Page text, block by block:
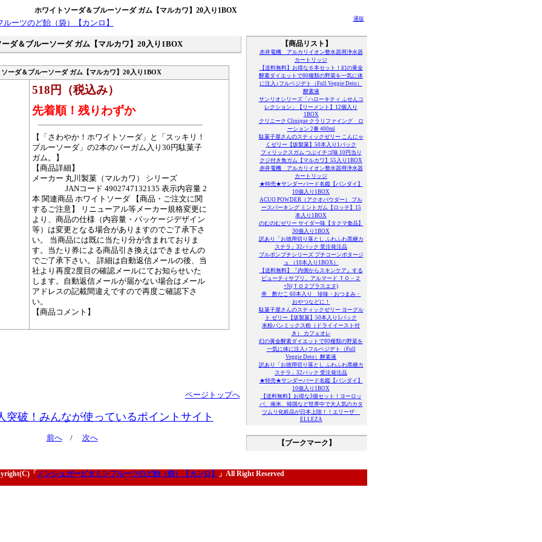
ホワイトソーダ＆ブルーソーダ ガム【マルカワ】20入り1BOX
通販
【商品リスト】
赤井電機 アルカリイオン整水器用浄水器
カートリッジ
【送料無料】お得な６本セット！幻の黄金
酵素ダイエットで80種類の野菜を一気に体
に注入♪フルベジデト（Full Veggie Deto）
酵素液
サンリオシリーズ「ハローキティ ふせんコ
レクション」【リーメント】12個入り
1BOX
クリニーク Clinique クラリファイング ロ
ーション 2番 400ml
駄菓子屋さんのスティックゼリー こんにゃ
くゼリー【坂製菓】50本入り1パック
フィリックスガム つぶイチゴ味 10円当り
クジ付き角ガム【マルカワ】55入り1BOX
赤井電機 アルカリイオン整水器用浄水器
カートリッジ
★特売★サンダーバード名鑑【バンダイ】
10個入り1BOX
ACUO POWDER（アクオパウダー） ブル
ースパーキング ミントガム【ロッテ】15
本入り1BOX
のむのむゼリー サイダー味【タクマ食品】
30個入り1BOX
訳あり「お徳用切り落とし ふわふわ黒糖カ
ステラ」32パック 受注発注品
ブルボンプチシリーズ プチコーンポタージ
ュ （10本入り1BOX）
【送料無料】『内側からスキンケア』する
ビューティサプリ。アルマード ＴＯ－２
+N(ＴＯ２プラスエヌ)
串 酢だこ 60本入り 珍味・おつまみ・
おやつなどに！
駄菓子屋さんのスティックゼリー ヨーグル
ト ゼリー【坂製菓】50本入り1パック
米粉パンミックス粉（ドライイースト付
き） カフェオレ
幻の黄金酵素ダイエットで80種類の野菜を
一気に体に注入♪フルベジデト（Full
Veggie Deto）酵素液
訳あり「お徳用切り落とし ふわふわ黒糖カ
ステラ」32パック 受注発注品
★特売★サンダーバード名鑑【バンダイ】
10個入り1BOX
【送料無料】お得な3個セット！ヨーロッ
パ、南米、韓国など世界中で大人気のカタ
ツムリ化粧品が日本上陸！！エリーザ
ELLEZA
【ブークマーク】
ダ＆ブルーソーダ ガム【マルカワ】20入り1BOX
ーダ＆ブルーソーダ ガム【マルカワ】20入り1BOX
518円（税込み）
先着順！残りわずか
【「さわやか！ホワイトソーダ」と「スッキリ！
ブルーソーダ」の2本のバーガム入り30円駄菓子
ガム。】
【商品詳細】
メーカー 丸川製菓（マルカワ） シリーズ
JANコード 4902747132135 表示内容量 2
本 関連商品 ホワイトソーダ 【商品・ご注文に関
するご注意】 リニューアル等メーカー規格変更に
より、商品の仕様（内容量・パッケージデザイン
等）は変更となる場合がありますのでご了承下さ
い。 当商品には既に当たり分が含まれておりま
す。当たり券による商品引き換えはできませんの
でご了承下さい。 詳細は自動返信メールの後、当
社より再度2度目の確認メールにてお知らせいた
します。自動返信メールが届かない場合はメール
アドレスの記載間違えですので再度ご確認下さ
い。
【商品コメント】
ページトップへ
突破！みんなが使っているポイントサイト
前へ/ 次へ
「 ノンシュガービタミンフルーツのど飴（袋）【カンロ】 」All Right Reserved